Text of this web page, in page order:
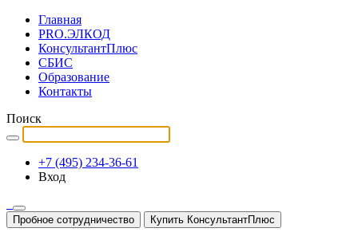
Главная
PRO.ЭЛКОД
КонсультантПлюс
СБИС
Образование
Контакты
Поиск
+7 (495) 234-36-61
Вход
Пробное сотрудничество Купить КонсультантПлюс